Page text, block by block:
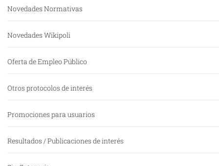
Novedades Normativas
Novedades Wikipoli
Oferta de Empleo Público
Otros protocolos de interés
Promociones para usuarios
Resultados / Publicaciones de interés